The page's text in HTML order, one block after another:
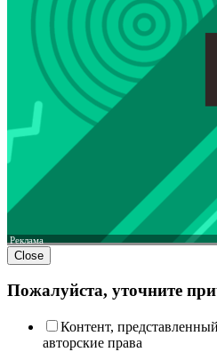
Реклама
Close
Пожалуйста, уточните
Контент,
авторские права